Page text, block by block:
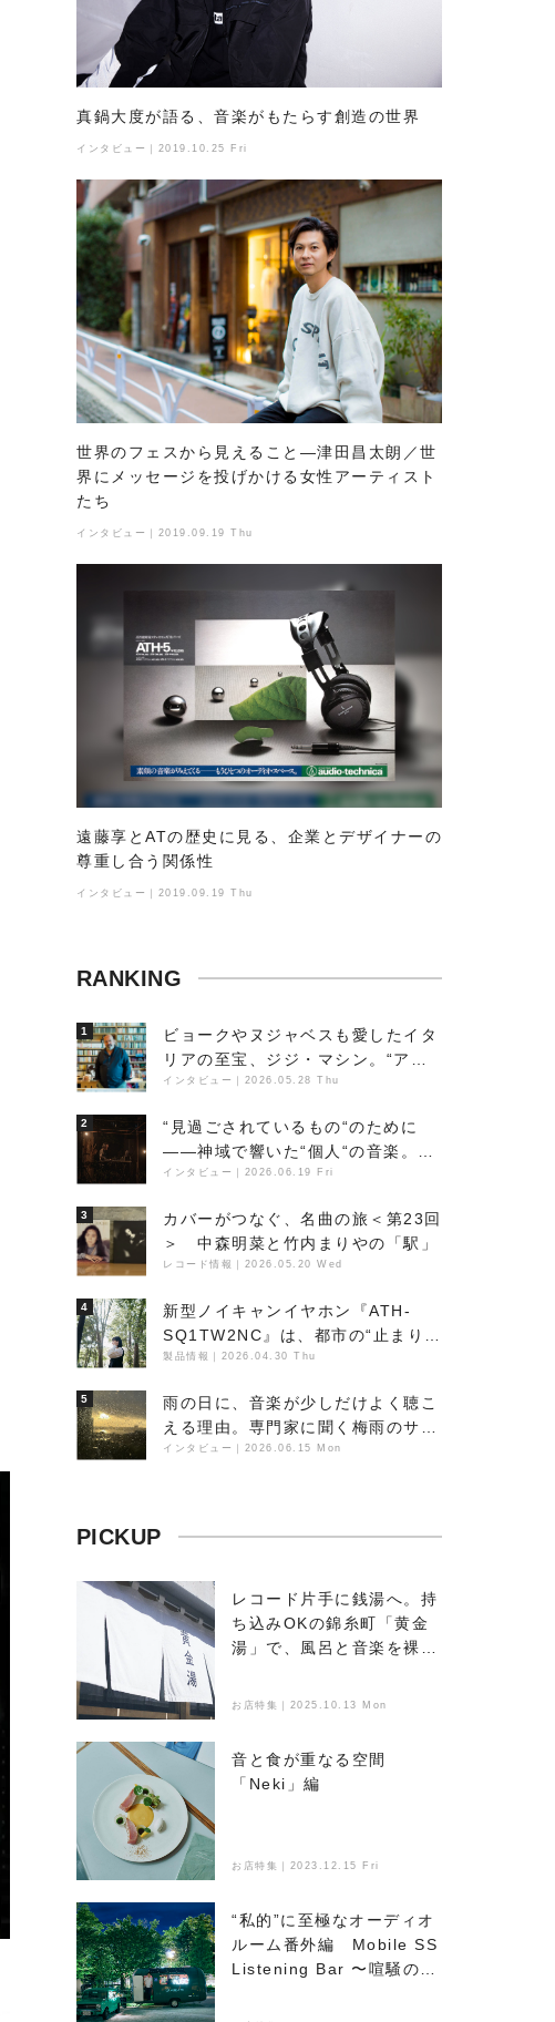
真鍋大度が語る、音楽がもたらす創造の世界
インタビュー｜2019.10.25 Fri
世界のフェスから見えること―津田昌太朗／世
界にメッセージを投げかける女性アーティスト
たち
インタビュー｜2019.09.19 Thu
遠藤享とATの歴史に見る、企業とデザイナーの
尊重し合う関係性
インタビュー｜2019.09.19 Thu
RANKING
1
ビョークやヌジャベスも愛したイタ
リアの至宝、ジジ・マシン。“アン
ビエントの巨匠”が明かす創作の原
景
インタビュー 2026.05.28 Thu
2
“見過ごされているもの“のために
――神域で響いた“個人“の音楽。冥
丁の『赤城 夜神楽』をレポート
インタビュー 2026.06.19 Fri
3
カバーがつなぐ、名曲の旅＜第23回
＞ 中森明菜と竹内まりやの「駅」
レコード情報 2026.05.20 Wed
4
新型ノイキャンイヤホン『ATH-
SQ1TW2NC』は、都市の“止まり
木”になり得るーシンガーソングラ
製品情報 2026.04.30 Thu
5
雨の日に、音楽が少しだけよく聴こ
える理由。専門家に聞く梅雨のサウ
ンドスケープ
インタビュー 2026.06.15 Mon
PICKUP
レコード片手に銭湯へ。持
ち込みOKの錦糸町「黄金
湯」で、風呂と音楽を裸で
お店特集｜2025.10.13 Mon
音と食が重なる空間
「Neki」編
お店特集｜2023.12.15 Fri
“私的”に至極なオーディオ
ルーム番外編 Mobile SS
Listening Bar 〜喧騒のな
る、新たなオアシス〜